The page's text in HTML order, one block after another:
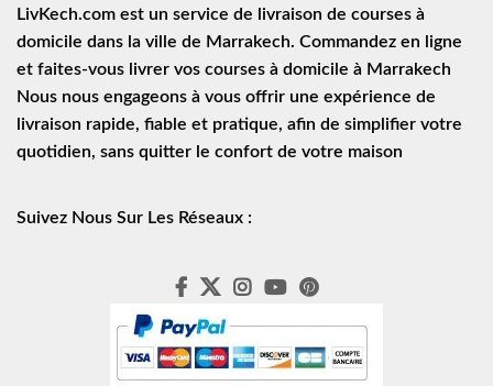
LivKech.com est un service de
livraison de courses à
domicile dans la ville de Marrakech. Commandez en ligne
et faites-vous livrer vos courses à domicile à Marrakech
Nous nous engageons à vous offrir une expérience de
livraison rapide, fiable et pratique, afin de simplifier votre
quotidien, sans quitter le confort de votre maison
Suivez Nous Sur Les Réseaux :